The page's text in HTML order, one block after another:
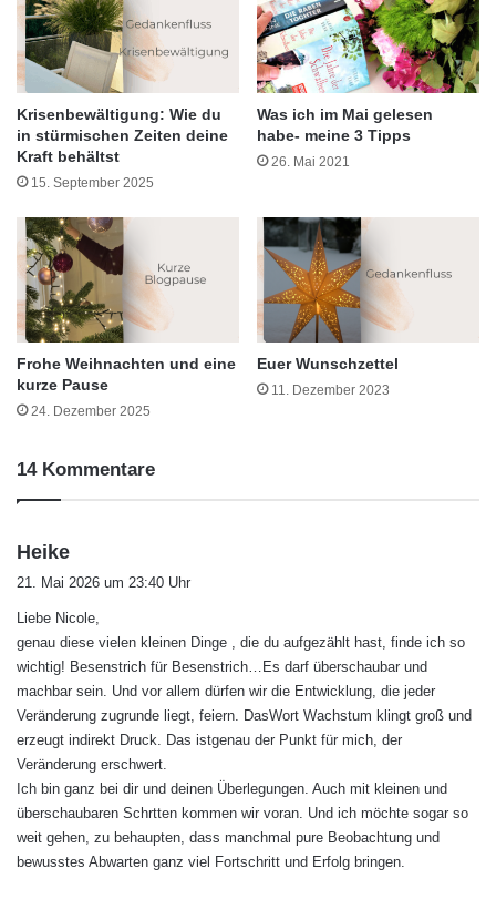
Krisenbewältigung: Wie du
in stürmischen Zeiten deine
Kraft behältst
15. September 2025
Was ich im Mai gelesen
habe- meine 3 Tipps
26. Mai 2021
Frohe Weihnachten und eine
kurze Pause
24. Dezember 2025
Euer Wunschzettel
11. Dezember 2023
14 Kommentare
Heike
a
t
:
21. Mai 2026 um 23:40 Uhr
Liebe Nicole,
genau diese vielen kleinen Dinge , die du aufgezählt hast, finde ich so
wichtig! Besenstrich für Besenstrich…Es darf überschaubar und
machbar sein. Und vor allem dürfen wir die Entwicklung, die jeder
Veränderung zugrunde liegt, feiern. DasWort Wachstum klingt groß und
erzeugt indirekt Druck. Das istgenau der Punkt für mich, der
Veränderung erschwert.
Ich bin ganz bei dir und deinen Überlegungen. Auch mit kleinen und
überschaubaren Schrtten kommen wir voran. Und ich möchte sogar so
weit gehen, zu behaupten, dass manchmal pure Beobachtung und
bewusstes Abwarten ganz viel Fortschritt und Erfolg bringen.